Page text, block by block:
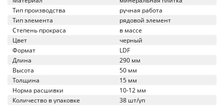
Тип производства
ручная работа
Тип элемента
рядовой элемент
Степень прокраса
в массе
Цвет
черный
Формат
LDF
Длина
290 мм
Высота
50 мм
Толщина
15 мм
Норма расшивки
10-12 мм
Количество в упаковке
38 шт/уп